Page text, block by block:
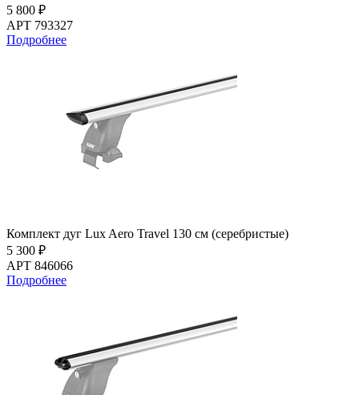
5 800 ₽
АРТ 793327
Подробнее
Комплект дуг Lux Aero Travel 130 см (серебристые)
5 300 ₽
АРТ 846066
Подробнее